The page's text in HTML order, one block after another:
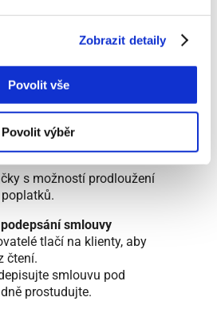
Zobrazit detaily
Povolit vše
Povolit výběr
ale po zaplacení
poskytovatele v registru
půjček do výplaty
s možností prodloužení
smlouvy
tlačí na klienty, aby
čtení.
smlouvu pod
prostudujte.